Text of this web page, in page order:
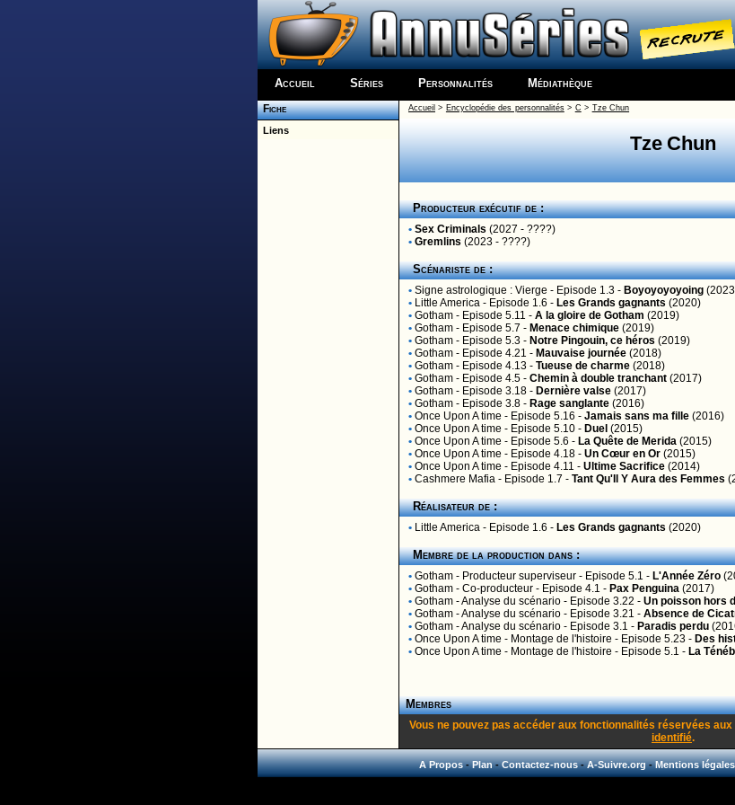
Accueil Séries Personnalités Médiathèque
Fiche
Liens
Accueil > Encyclopédie des personnalités> C > Tze Chun
Tze Chun
Producteur exécutif de :
• Sex Criminals (2027 - ????)
• Gremlins (2023 - ????)
Scénariste de :
• Signe astrologique : Vierge - Episode 1.3 - Boyoyoyoyoing
• Little America - Episode 1.6 - Les Grands gagnants (2020)
• Gotham - Episode 5.11 - A la gloire de Gotham (2019)
• Gotham - Episode 5.7 - Menace chimique (2019)
• Gotham - Episode 5.3 - Notre Pingouin, ce héros (2019)
• Gotham - Episode 4.21 - Mauvaise journée (2018)
• Gotham - Episode 4.13 - Tueuse de charme (2018)
• Gotham - Episode 4.5 - Chemin à double tranchant (2017)
• Gotham - Episode 3.18 - Dernière valse (2017)
• Gotham - Episode 3.8 - Rage sanglante (2016)
• Once Upon A time - Episode 5.16 - Jamais sans ma fille (2016)
• Once Upon A time - Episode 5.10 - Duel (2015)
• Once Upon A time - Episode 5.6 - La Quête de Merida (2015)
• Once Upon A time - Episode 4.18 - Un Cœur en Or (2015)
• Once Upon A time - Episode 4.11 - Ultime Sacrifice (2014)
• Cashmere Mafia - Episode 1.7 - Tant Qu'Il Y Aura des Femmes
Réalisateur de :
• Little America - Episode 1.6 - Les Grands gagnants (2020)
Membre de la production dans :
• Gotham - Producteur superviseur - Episode 5.1 - L'Année Zéro
• Gotham - Co-producteur - Episode 4.1 - Pax Penguina (2017)
• Gotham - Analyse du scénario - Episode 3.22 - Un poisson hors
• Gotham - Analyse du scénario - Episode 3.21 - Absence de
• Gotham - Analyse du scénario - Episode 3.1 - Paradis perdu
• Once Upon A time - Montage de l'histoire - Episode 5.23 - Des
• Once Upon A time - Montage de l'histoire - Episode 5.1 - La
Membres
Vous ne pouvez pas accéder aux fonctionnalités réservées
identifié.
A Propos-Plan-Contactez-nous-A-Suivre.org-Mentions légales